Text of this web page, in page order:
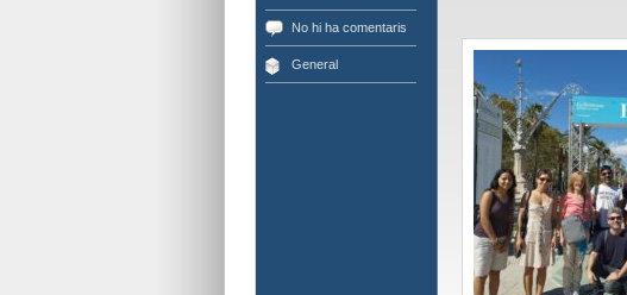
No hi ha comentaris
General